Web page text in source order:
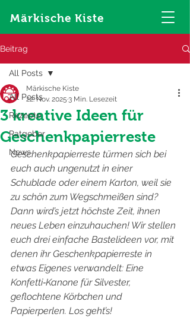
Märkische Kiste
Beitrag
All Posts
Rezepte
Ratgeber
News
All Posts
3 kreative Ideen für
Geschenkpapierreste
Märkische Kiste
22. Nov. 2025 3 Min. Lesezeit
Geschenkpapierreste türmen sich bei
euch auch ungenutzt in einer
Schublade oder einem Karton, weil sie
zu schön zum Wegschmeißen sind?
Dann wird’s jetzt höchste Zeit, ihnen
neues Leben einzuhauchen! Wir stellen
euch drei einfache Bastelideen vor, mit
denen ihr Geschenkpapierreste in
etwas Eigenes verwandelt: Eine
Konfetti‑Kanone für Silvester,
geflochtene Körbchen und
Papierperlen. Los geht’s!